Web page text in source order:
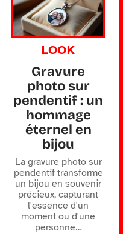
LOOK
Gravure
photo sur
pendentif : un
hommage
éternel en
bijou
La gravure photo sur
pendentif transforme
un bijou en souvenir
précieux, capturant
l'essence d'un
moment ou d'une
personne…